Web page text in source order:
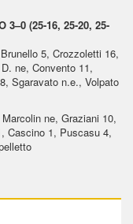
3–0 (25-16, 25-20, 25-
5, Crozzoletti 16,
ne, Convento 11,
Sgaravato n.e., Volpato
ne, Graziani 10,
Cascino 1, Puscasu 4,